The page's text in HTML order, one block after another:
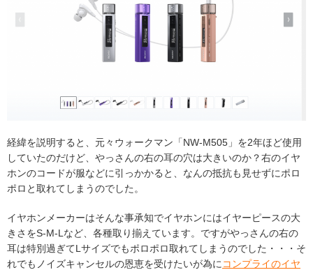
経緯を説明すると、元々ウォークマン「NW-M505」を2年ほど使用
していたのだけど、やっさんの右の耳の穴は大きいのか？右のイヤ
ホンのコードが服などに引っかかると、なんの抵抗も見せずにポロ
ポロと取れてしまうのでした。
イヤホンメーカーはそんな事承知でイヤホンにはイヤーピースの大
きさをS-M-Lなど、各種取り揃えています。ですがやっさんの右の
耳は特別過ぎてLサイズでもポロポロ取れてしまうのでした・・・そ
れでもノイズキャンセルの恩恵を受けたいが為に コンプライのイヤ